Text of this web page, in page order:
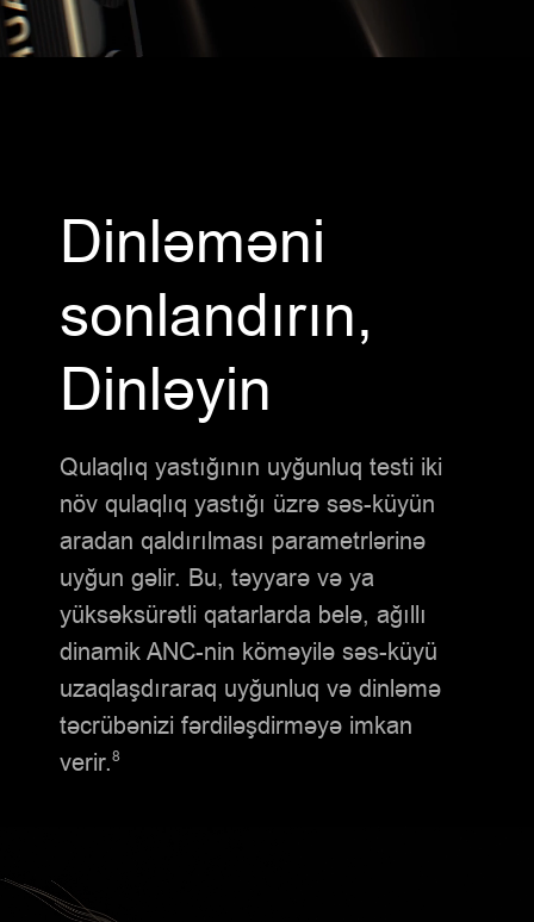
Dinləməni
sonlandırın,
Dinləyin
Qulaqlıq yastığının uyğunluq testi iki
növ qulaqlıq yastığı üzrə səs-küyün
aradan qaldırılması parametrlərinə
uyğun gəlir. Bu, təyyarə və ya
yüksəksürətli qatarlarda belə, ağıllı
dinamik ANC-nin köməyilə səs-küyü
uzaqlaşdıraraq uyğunluq və dinləmə
təcrübənizi fərdiləşdirməyə imkan
verir.8